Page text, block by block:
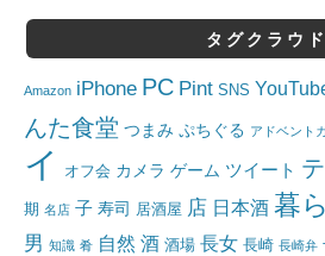
タグクラウド
Amazon iPhone PC Pint SNS
んた食堂 つまみ ぷちぐる アドベント
イ
オフ会 カメラ ゲーム ツイート
期 名店 子 寿司 居酒屋 店 日本酒 暮
男 知識 肴 自然 酒 酒場 長女 長崎 長崎弁